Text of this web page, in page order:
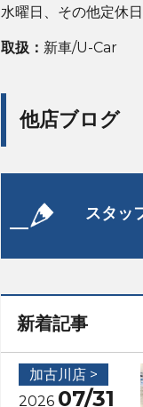
水曜日、その他定休日
取扱： 新車/U-Car
他店ブログ
スタッ
新着記事
加古川店 >
2026 07/31